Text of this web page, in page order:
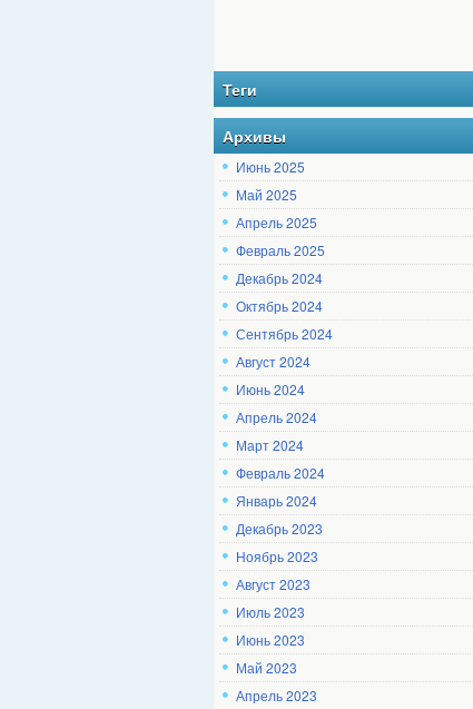
Теги
Архивы
Июнь 2025
Май 2025
Апрель 2025
Февраль 2025
Декабрь 2024
Октябрь 2024
Сентябрь 2024
Август 2024
Июнь 2024
Апрель 2024
Март 2024
Февраль 2024
Январь 2024
Декабрь 2023
Ноябрь 2023
Август 2023
Июль 2023
Июнь 2023
Май 2023
Апрель 2023